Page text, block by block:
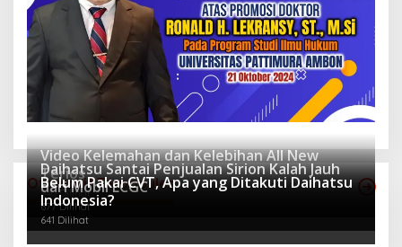
Otomotif Terpopuler
Video Kelemahan dan Kelebihan All New
Terios
940 Dilihat
Daihatsu Santai Penjualan Sirion Kalah Jauh
dari Mobil LCGC
677 Dilihat
Belum Pakai CVT, Apa yang Ditakuti Daihatsu
Indonesia?
641 Dilihat